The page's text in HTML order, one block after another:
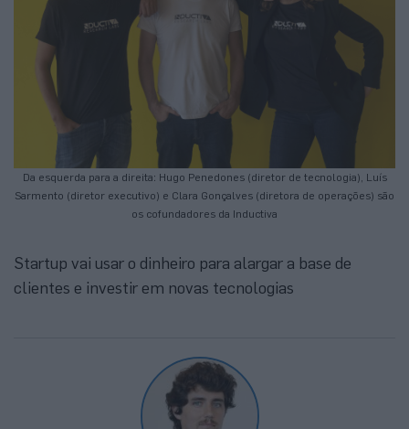
Da esquerda para a direita: Hugo Penedones (diretor de tecnologia), Luís
Sarmento (diretor executivo) e Clara Gonçalves (diretora de operações) são
os cofundadores da Inductiva
Startup vai usar o dinheiro para alargar a base de
clientes e investir em novas tecnologias